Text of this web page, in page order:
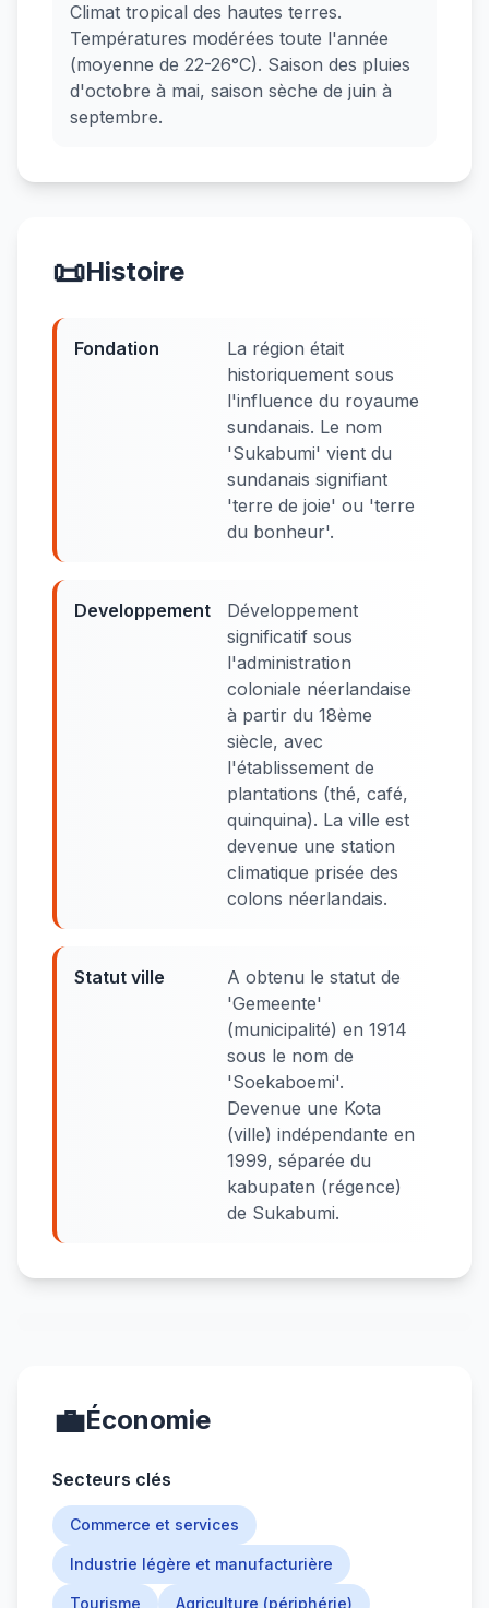
Climat tropical des hautes terres.
Températures modérées toute l'année
(moyenne de 22-26°C). Saison des pluies
d'octobre à mai, saison sèche de juin à
septembre.
📜Histoire
Fondation
La région était
historiquement sous
l'influence du royaume
sundanais. Le nom
'Sukabumi' vient du
sundanais signifiant
'terre de joie' ou 'terre
du bonheur'.
Developpement
Développement
significatif sous
l'administration
coloniale néerlandaise
à partir du 18ème
siècle, avec
l'établissement de
plantations (thé, café,
quinquina). La ville est
devenue une station
climatique prisée des
colons néerlandais.
Statut ville
A obtenu le statut de
'Gemeente'
(municipalité) en 1914
sous le nom de
'Soekaboemi'.
Devenue une Kota
(ville) indépendante en
1999, séparée du
kabupaten (régence)
de Sukabumi.
💼Économie
Secteurs clés
Commerce et services
Industrie légère et manufacturière
Tourisme Agriculture (périphérie)